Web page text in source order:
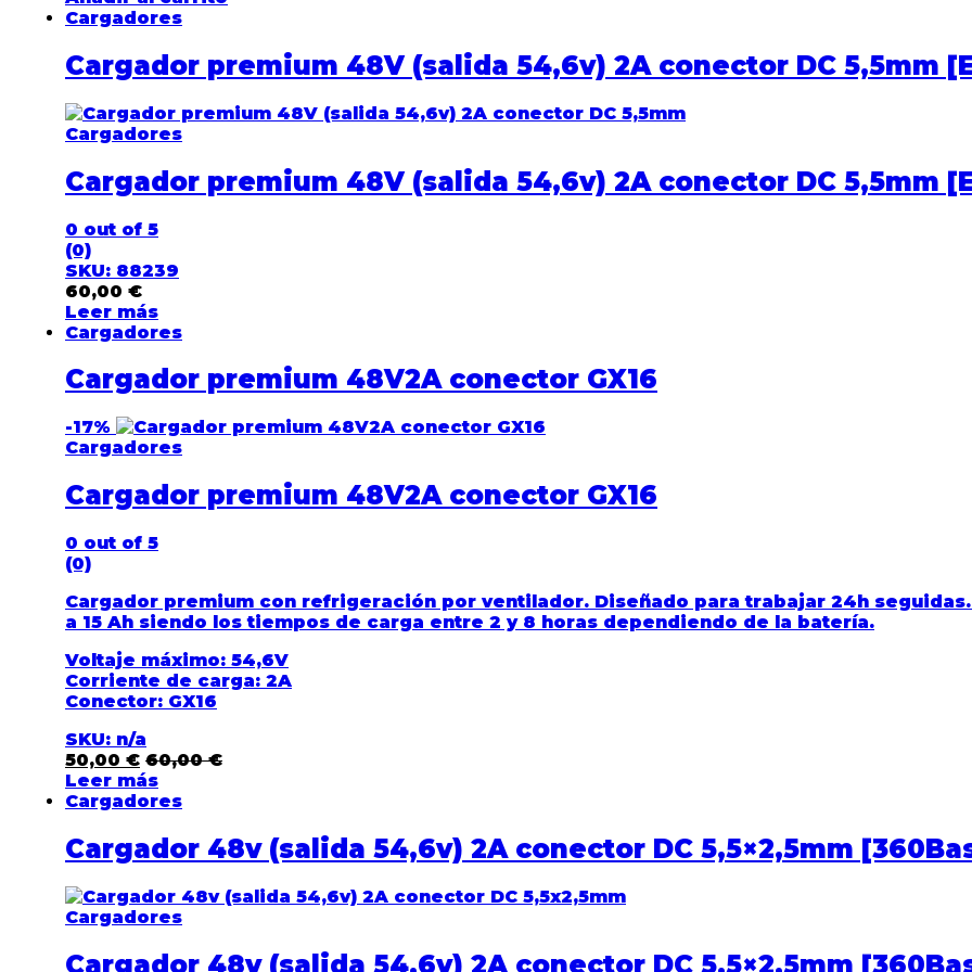
Cargadores
Cargador premium 48V (salida 54,6v) 2A conector DC 5,5mm
Cargadores
Cargador premium 48V (salida 54,6v) 2A conector DC 5,5mm
0 out of 5
(0)
SKU: 88239
60,00 €
Leer más
Cargadores
Cargador premium 48V2A conector GX16
-17%
Cargadores
Cargador premium 48V2A conector GX16
0 out of 5
(0)
Cargador premium con refrigeración por ventilador. Diseñado para trabajar 24h
a 15 Ah siendo los tiempos de carga entre 2 y 8 horas dependiendo de la batería.
Voltaje máximo: 54,6V
Corriente de carga: 2A
Conector: GX16
SKU: n/a
50,00 € 60,00€
Leer más
Cargadores
Cargador 48v (salida 54,6v) 2A conector DC 5,5×2,5mm
Cargadores
Cargador 48v (salida 54,6v) 2A conector DC 5,5×2,5mm